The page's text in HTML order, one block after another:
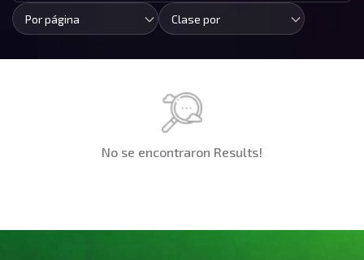
Por página Clase por
No se encontraron Results!